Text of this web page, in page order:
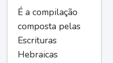
É a compilação
composta pelas
Escrituras
Hebraicas